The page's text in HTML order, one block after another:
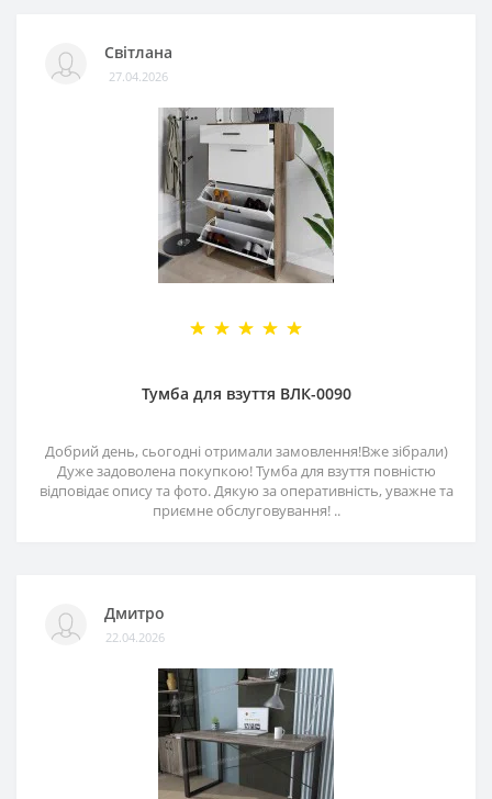
Світлана
27.04.2026
Тумба для взуття ВЛК-0090
Добрий день, сьогодні отримали замовлення!Вже зібрали)
Дуже задоволена покупкою! Тумба для взуття повністю
відповідає опису та фото. Дякую за оперативність, уважне та
приємне обслуговування! ..
Дмитро
22.04.2026